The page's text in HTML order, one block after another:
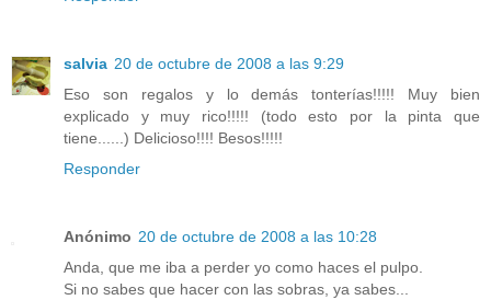
salvia 20 de octubre de 2008 a las 9:29
Eso son regalos y lo demás tonterías!!!!! Muy bien
explicado y muy rico!!!!! (todo esto por la pinta que
tiene......) Delicioso!!!! Besos!!!!!
Responder
Anónimo 20 de octubre de 2008 a las 10:28
Anda, que me iba a perder yo como haces el pulpo.
Si no sabes que hacer con las sobras, ya sabes...